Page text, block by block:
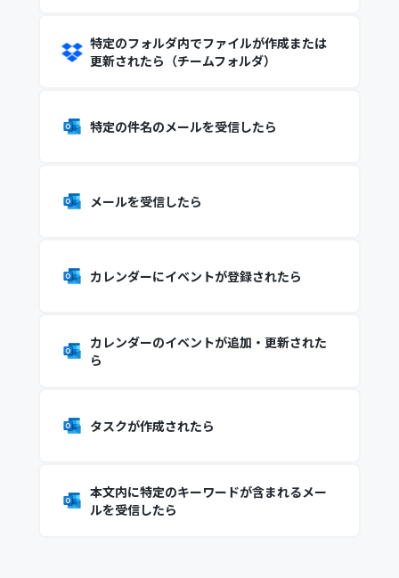
特定のフォルダ内でファイルが作成または
更新されたら（チームフォルダ）
特定の件名のメールを受信したら
メールを受信したら
カレンダーにイベントが登録されたら
カレンダーのイベントが追加・更新された
ら
タスクが作成されたら
本文内に特定のキーワードが含まれるメー
ルを受信したら